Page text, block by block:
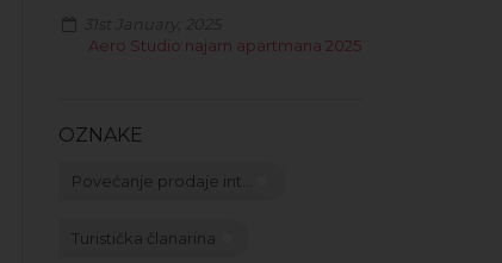
Aero Studio najam apartmana 2025
OZNAKE
Povećanje prodaje int...
Turistička članarina